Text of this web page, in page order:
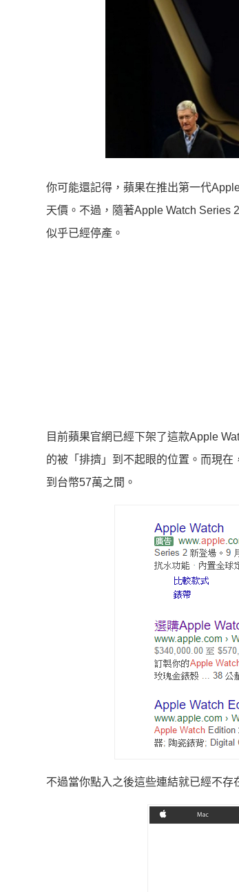
你可能還記得，蘋果在推出第一代
天價。不過，隨著Apple Watch Series
似乎已經停產。
目前蘋果官網已經下架了這款Apple
的被「排擠」到不起眼的位置。而現
到台幣57萬之間。
不過當你點入之後這些連結就已經不存